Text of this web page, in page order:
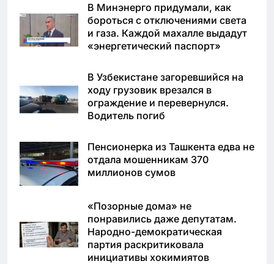
В Минэнерго придумали, как
бороться с отключениями света
и газа. Каждой махалле выдадут
«энергетический паспорт»
В Узбекистане загоревшийся на
ходу грузовик врезался в
ограждение и перевернулся.
Водитель погиб
Пенсионерка из Ташкента едва не
отдала мошенникам 370
миллионов сумов
«Позорные дома» не
понравились даже депутатам.
Народно-демократическая
партия раскритиковала
инициативы хокимиятов